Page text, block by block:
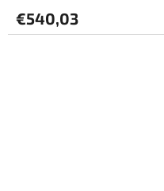
€540,03